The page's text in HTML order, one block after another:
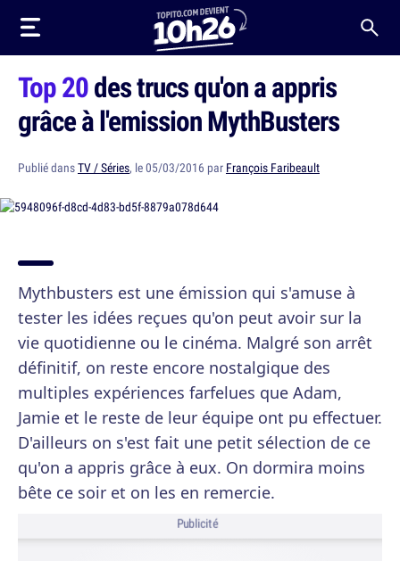
Top 20des trucs qu'on a appris
grâce à l'emission MythBusters
Publié dansTV / Séries, le 05/03/2016 par François Faribeault
Mythbusters est une émission qui s'amuse à
tester les idées reçues qu'on peut avoir sur la
vie quotidienne ou le cinéma. Malgré son arrêt
définitif, on reste encore nostalgique des
multiples expériences farfelues que Adam,
Jamie et le reste de leur équipe ont pu effectuer.
D'ailleurs on s'est fait une petit sélection de ce
qu'on a appris grâce à eux. On dormira moins
bête ce soir et on les en remercie.
Publicité